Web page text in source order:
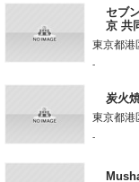
セブ
京 共
東京都港
-
炭火
東京都港
-